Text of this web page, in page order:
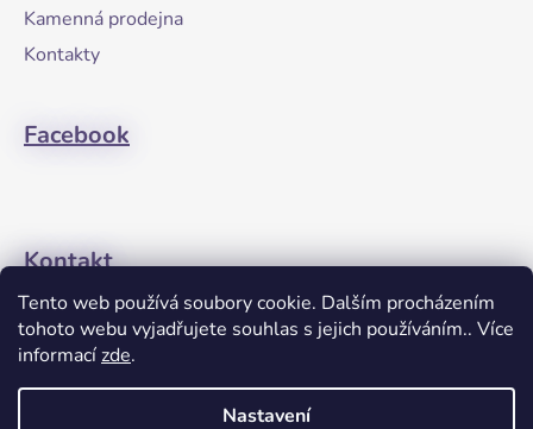
Tento web používá soubory cookie. Dalším procházením
tohoto webu vyjadřujete souhlas s jejich používáním.. Více
informacízde.
Nastavení
Kamenná prodejna
Kontakty
Facebook
Kontakt
+420608274762